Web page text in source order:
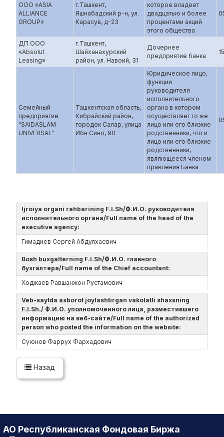
ООО «ASIA
ALLIANCE
GROUP»
г.Ташкент,
Яшнабадский р-н, ул.
Карасув, д-23
которое владеет
двадцатью и более
процентами акций
этого общества
ДП ООО
«Absolut
Leasing»
г.Ташкент,
Шайханахурский
район, ул. Навоий, 31
Дочернее
предприятие банка
Семейный
предприятие
"SAIDASLAM
UNIVERSAL"
Ташкентская область,
Кибрайский район,
городок Салар, улица
Ибн Сино, 90
Юридическое лицо,
функции
руководителя
исполнительного
органа в котором
осуществляет то же
лицо или его близкие
родственники, что и
лицо или его близкие
родственники,
являющееся членом
правления Банка
Ijroiya organi rahbarining F.I.Sh/Ф.И.О. руководителя
исполнительного органа/Full name of the head of the
executive agency:
Гимадиев Сергей Абдулхаевич
Bosh buxgalterning F.I.Sh/Ф.И.О. главного
бухгалтера/Full name of the Chief accountant:
Ходжаев Равшанжон Рустамович
Veb-saytda axborot joylashtirgan vakolatli shaxsning
F.I.Sh./ Ф.И.О. уполномоченного лица, разместившего
информацию на веб-сайте/Full name of the authorized
person who posted the information on the website:
Суюнов Фаррух Фархадович
Назад
АО Республиканская Фондовая Биржа